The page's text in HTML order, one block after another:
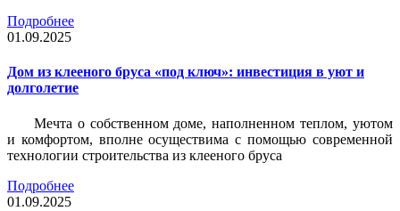
Подробнее
01.09.2025
Дом из клееного бруса «под ключ»: инвестиция в уют и
долголетие
Мечта о собственном доме, наполненном теплом, уютом
и комфортом, вполне осуществима с помощью современной
технологии строительства из клееного бруса
Подробнее
01.09.2025